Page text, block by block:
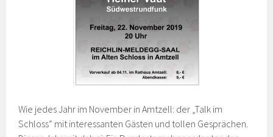
Wie jedes Jahr im November in Amtzell: der „Talk im
Schloss“ mit interessanten Gästen und tollen Gesprächen.